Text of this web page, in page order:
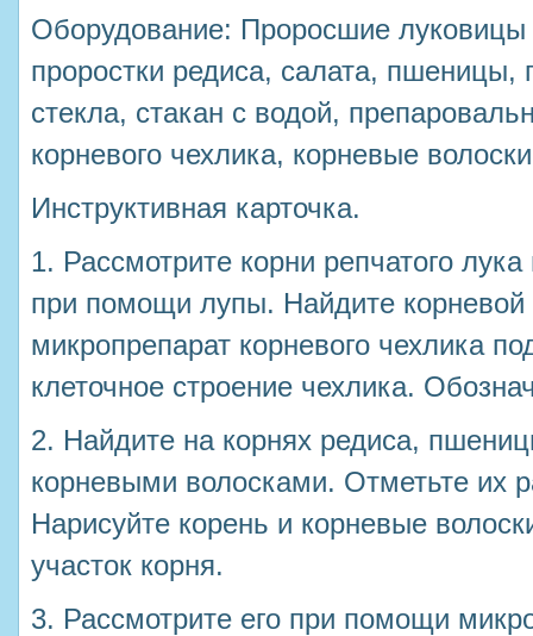
Оборудование: Проросшие луковицы
проростки редиса, салата,
стекла, стакан с водой,
корневого чехлика, корневые
Инструктивная карточка.
1. Рассмотрите корни репчатого
при помощи лупы. Найдите корневой
микропрепарат корневого чехлика
клеточное строение чехлика.
2. Найдите на корнях редиса,
корневыми волосками. Отметьте их
Нарисуйте корень и корневые
участок корня.
3. Рассмотрите его при помощи